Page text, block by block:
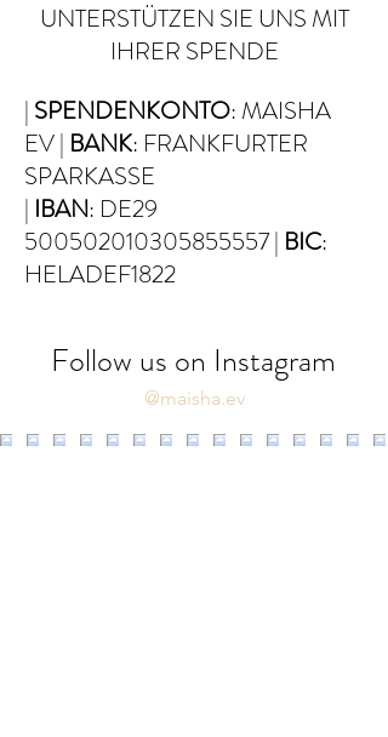
UNTERSTÜTZEN SIE UNS MIT
IHRER SPENDE
| SPENDENKONTO: MAISHA
EV | BANK: FRANKFURTER
SPARKASSE
| IBAN: DE29
500502010305855557 | BIC:
HELADEF1822
Follow us on Instagram
@maisha.ev